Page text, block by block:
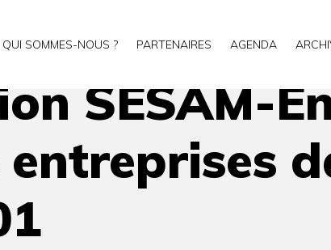
QUI SOMMES-NOUS ? PARTENAIRES AGENDA
SESAM-Environnement : pour aider les entreprises
SESAM-